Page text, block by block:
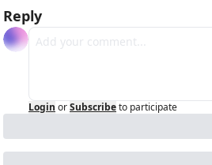
Reply
Login orSubscribeto participate